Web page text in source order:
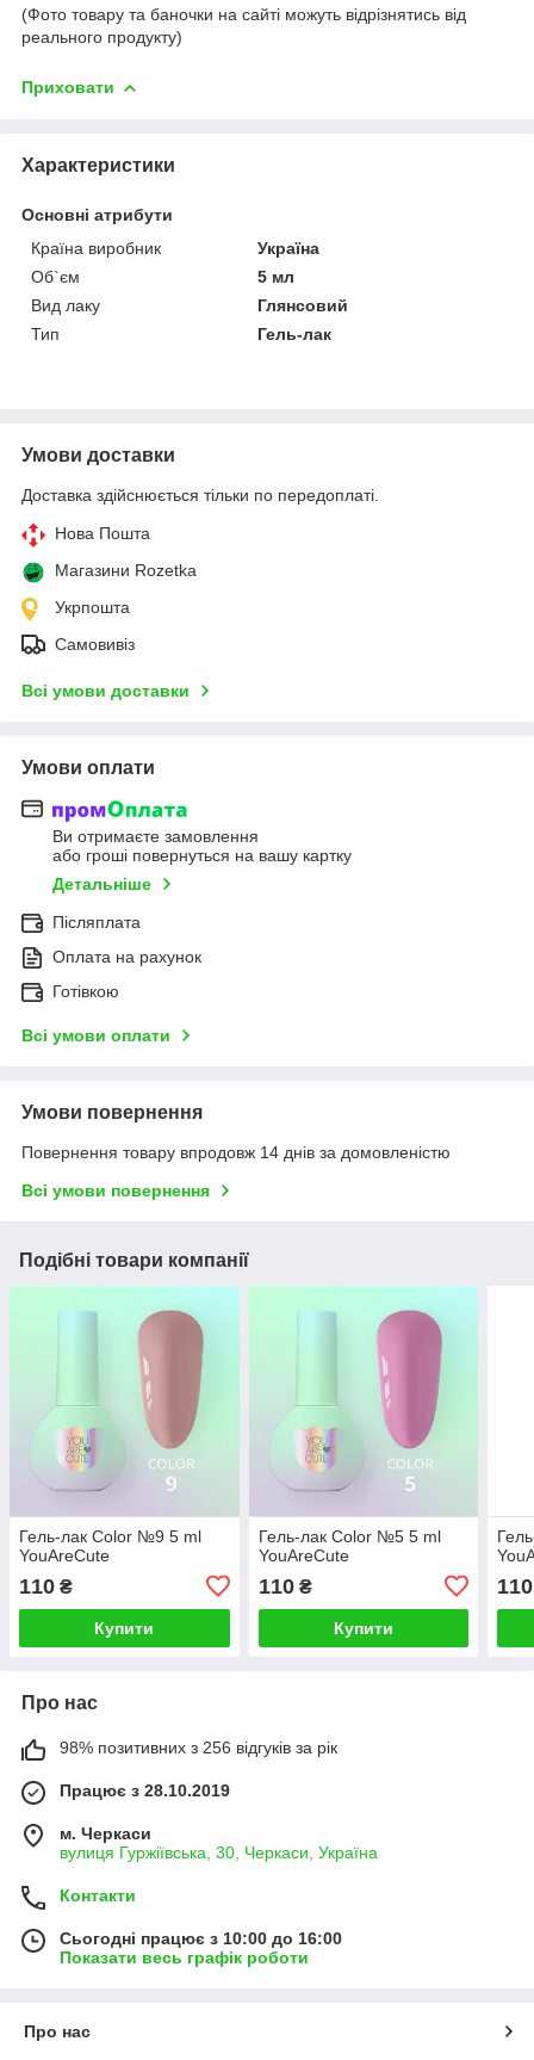
(Фото товару та баночки на сайті можуть відрізнятись від
реального продукту)
Приховати
Характеристики
Основні атрибути
Країна виробник
Україна
Об`єм
5 мл
Вид лаку
Глянсовий
Тип
Гель-лак
Умови доставки
Доставка здійснюється тільки по передоплаті.
Нова Пошта
Магазини Rozetka
Укрпошта
Самовивіз
Всі умови доставки
Умови оплати
Ви отримаєте замовлення
або гроші повернуться на вашу картку
Детальніше
Післяплата
Оплата на рахунок
Готівкою
Всі умови оплати
Умови повернення
Повернення товару впродовж 14 днів за домовленістю
Всі умови повернення
Подібні товари компанії
Гель-лак Color №9 5 ml
YouAreCute
110 ₴
Купити
Гель-лак Color №5 5 ml
YouAreCute
110₴
Купити
110
Про нас
98% позитивних з 256 відгуків за рік
Працює з 28.10.2019
м. Черкаси
вулиця Гуржіївська, 30, Черкаси, Україна
Контакти
Сьогодні працює з 10:00 до 16:00
Показати весь графік роботи
Про нас